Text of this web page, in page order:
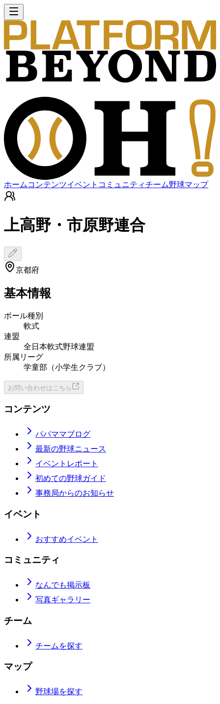
ホーム コンテンツイベント コミュニティチーム野球マップ
上高野・市原野連合
京都府
基本情報
ボール種別
軟式
連盟
全日本軟式野球連盟
所属リーグ
学童部（小学生クラブ）
お問い合わせはこちら
コンテンツ
パパママブログ
最新の野球ニュース
イベントレポート
初めての野球ガイド
事務局からのお知らせ
イベント
おすすめイベント
コミュニティ
なんでも掲示板
写真ギャラリー
チーム
チームを探す
マップ
野球場を探す